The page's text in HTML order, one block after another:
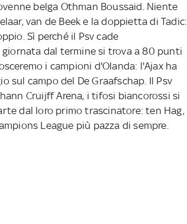
belga Othman Boussaid. Niente
van de Beek e la doppietta di Tadic:
Sì perché il Psv cade
giornata dal termine si trova a 80 punti
i campioni d'Olanda: l'Ajax ha
sul campo del De Graafschap. Il Psv
Cruijff Arena, i tifosi biancorossi si
dal loro primo trascinatore: ten Hag,
League più pazza di sempre.